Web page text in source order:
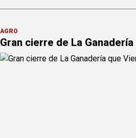
AGRO
Gran cierre de La